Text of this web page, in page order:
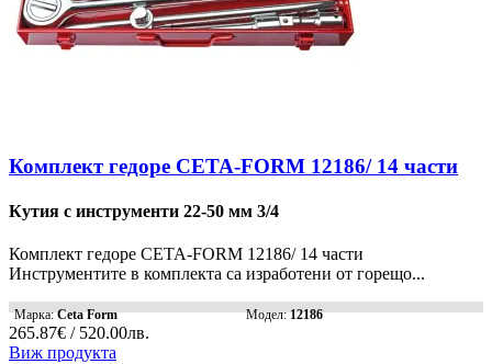
Комплект гедоре CETA-FORM 12186/ 14 части
Кутия с инструменти 22-50 мм 3/4
Комплект гедоре CETA-FORM 12186/ 14 части
Инструментите в комплекта са изработени от горещо...
Марка:Ceta Form Модел:12186
265.87€ / 520.00лв.
Виж продукта